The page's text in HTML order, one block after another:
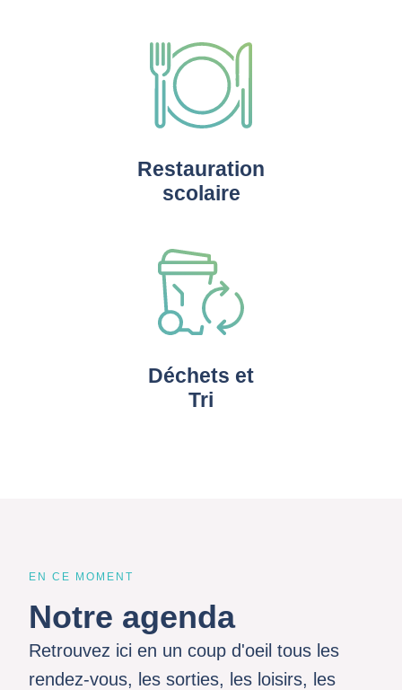
Restauration
scolaire
Déchets et
Tri
EN CE MOMENT
Notre agenda
Retrouvez ici en un coup d'oeil tous les
rendez-vous, les sorties, les loisirs, les